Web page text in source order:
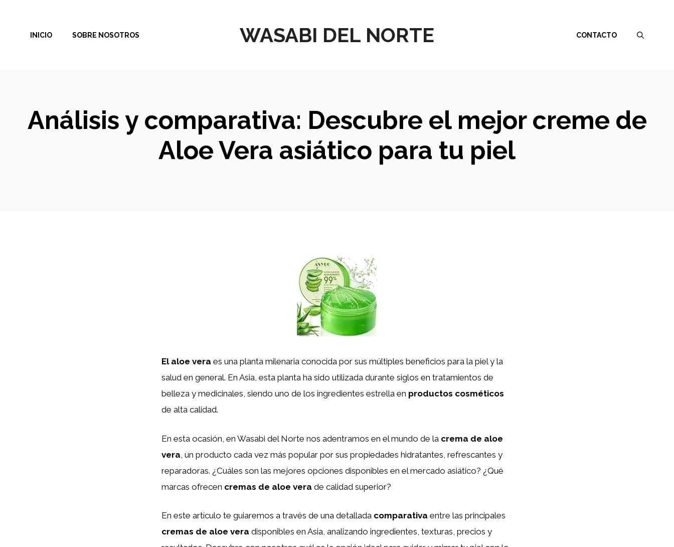
contenido
WASABI DEL NORTE
INICIO SOBRE NOSOTROS CONTACTO
Análisis y comparativa: Descubre el mejor creme de
Aloe Vera asiático para tu piel
El aloe vera es una planta milenaria conocida por sus múltiples beneficios para la piel y la
salud en general. En Asia, esta planta ha sido utilizada durante siglos en tratamientos de
belleza y medicinales, siendo uno de los ingredientes estrella en productos cosméticos
de alta calidad.
En esta ocasión, en Wasabi del Norte nos adentramos en el mundo de la crema de aloe
vera , un producto cada vez más popular por sus propiedades hidratantes, refrescantes y
reparadoras. ¿Cuáles son las mejores opciones disponibles en el mercado asiático? ¿Qué
marcas ofrecen cremas de aloe vera de calidad superior?
En este artículo te guiaremos a través de una detallada comparativa entre las principales
cremas de aloe vera disponibles en Asia, analizando ingredientes, texturas, precios y